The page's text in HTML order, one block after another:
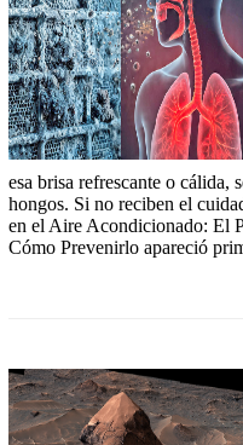
esa brisa refrescante o cálida,
hongos. Si no reciben el
en el Aire Acondicionado: El
Cómo Prevenirlo apareció